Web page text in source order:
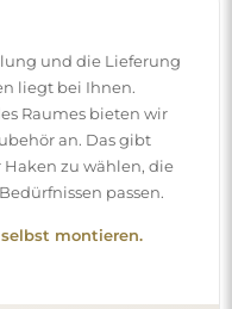
und die Lieferung
liegt bei Ihnen.
Raumes bieten wir
an. Das gibt
zu wählen, die
passen.
selbst montieren.